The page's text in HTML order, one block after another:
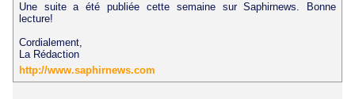
Une suite a été publiée cette semaine sur Saphirnews. Bonne
lecture!
Cordialement,
La Rédaction
http://www.saphirnews.com